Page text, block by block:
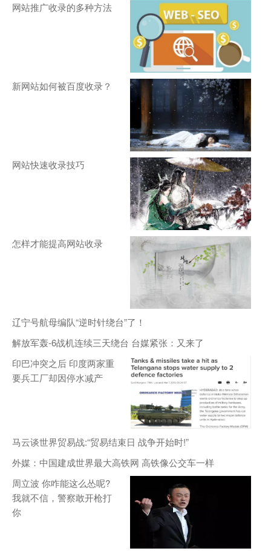
网站推广收录的多种方法
新网站如何被百度收录？
网站快速收录技巧
怎样才能提高网站收录
辽宁号航母编队“逆时针绕台”了！
解放军轰-6战机连续三天绕台 台媒紧张：又来了
印巴冲突之后 印度两家重
要兵工厂却因停水减产
马云谈世界贸易战:“贸易结束日 战争开始时!”
外媒：中国建成世界最大高铁网 高铁像公交车一样
周立波 你咋能这么怂呢?
我就不信，警察敢开枪打
你